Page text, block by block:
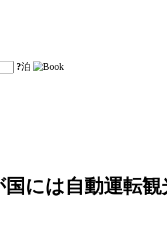
?泊
には自動運転